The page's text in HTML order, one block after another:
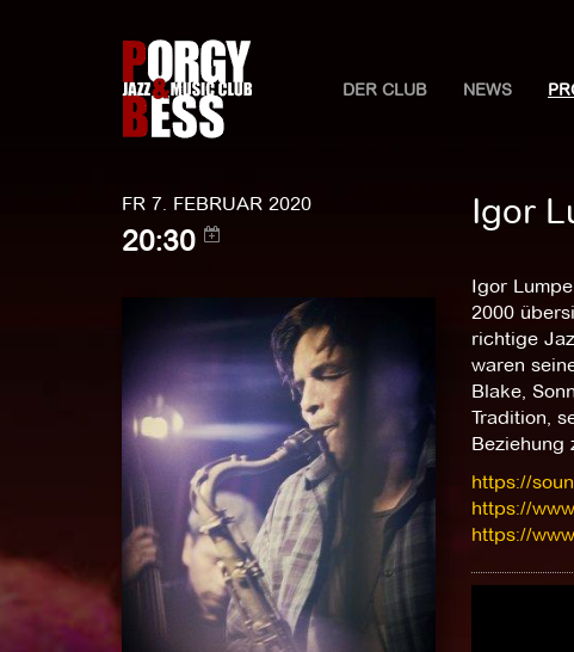
DER CLUB NEWS
FR 7. FEBRUAR 2020
20:30
Igor
Igor
2000
richtige
waren
Blake,
Tradition,
Beziehung
https://
https://
https://